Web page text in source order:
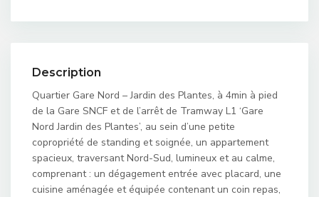
Description
Quartier Gare Nord – Jardin des Plantes, à 4min à pied
de la Gare SNCF et de l’arrêt de Tramway L1 ‘Gare
Nord Jardin des Plantes’, au sein d’une petite
copropriété de standing et soignée, un appartement
spacieux, traversant Nord-Sud, lumineux et au calme,
comprenant : un dégagement entrée avec placard, une
cuisine aménagée et équipée contenant un coin repas,